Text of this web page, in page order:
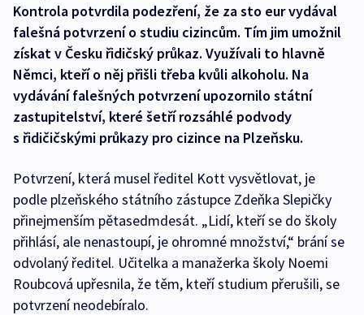
Kontrola potvrdila podezření, že za sto eur vydával
falešná potvrzení o studiu cizincům. Tím jim umožnil
získat v Česku řidičský průkaz. Využívali to hlavně
Němci, kteří o něj přišli třeba kvůli alkoholu. Na
vydávání falešných potvrzení upozornilo státní
zastupitelství, které šetří rozsáhlé podvody
s řidičičskými průkazy pro cizince na Plzeňsku.
Potvrzení, která musel ředitel Kott vysvětlovat, je
podle plzeňského státního zástupce Zdeňka Slepičky
přinejmenším pětasedmdesát. „Lidí, kteří se do školy
přihlásí, ale nenastoupí, je ohromné množství,“ brání se
odvolaný ředitel. Učitelka a manažerka školy Noemi
Roubcová upřesnila, že těm, kteří studium přerušili, se
potvrzení neodebíralo.